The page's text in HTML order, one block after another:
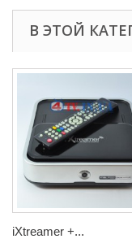
В ЭТОЙ
iXtreamer +...